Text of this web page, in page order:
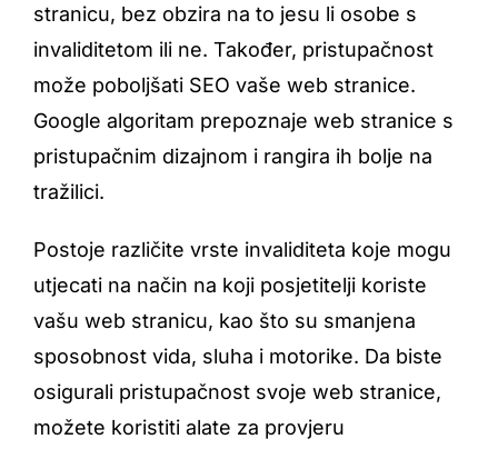
stranicu, bez obzira na to jesu li osobe s
invaliditetom ili ne. Također, pristupačnost
može poboljšati SEO vaše web stranice.
Google algoritam prepoznaje web stranice s
pristupačnim dizajnom i rangira ih bolje na
tražilici.
Postoje različite vrste invaliditeta koje mogu
utjecati na način na koji posjetitelji koriste
vašu web stranicu, kao što su smanjena
sposobnost vida, sluha i motorike. Da biste
osigurali pristupačnost svoje web stranice,
možete koristiti alate za provjeru